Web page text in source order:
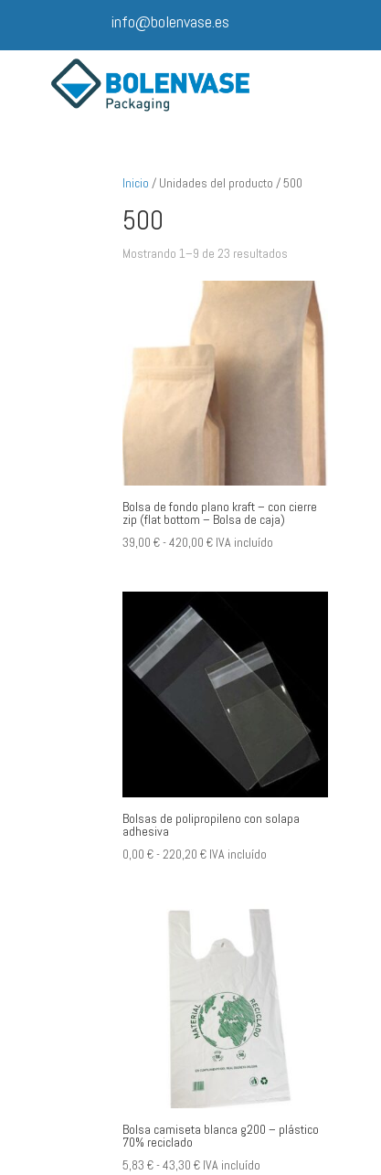
info@bolenvase.es
Inicio / Unidades del producto / 500
500
Mostrando 1–9 de 23 resultados
Bolsa de fondo plano kraft – con cierre
zip (flat bottom – Bolsa de caja)
39,00€-420,00€Rango
39,00 €
hasta
420,00 €
IVA incluído
Bolsas de polipropileno con solapa
adhesiva
0,00€-220,20€Rango
0,00 €
hasta
IVA incluído
Bolsa camiseta blanca g200 – plástico
70% reciclado
5,83€-43,30€Rango
IVA incluído